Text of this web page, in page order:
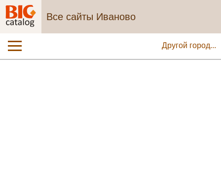
Все сайты Иваново
Другой город...